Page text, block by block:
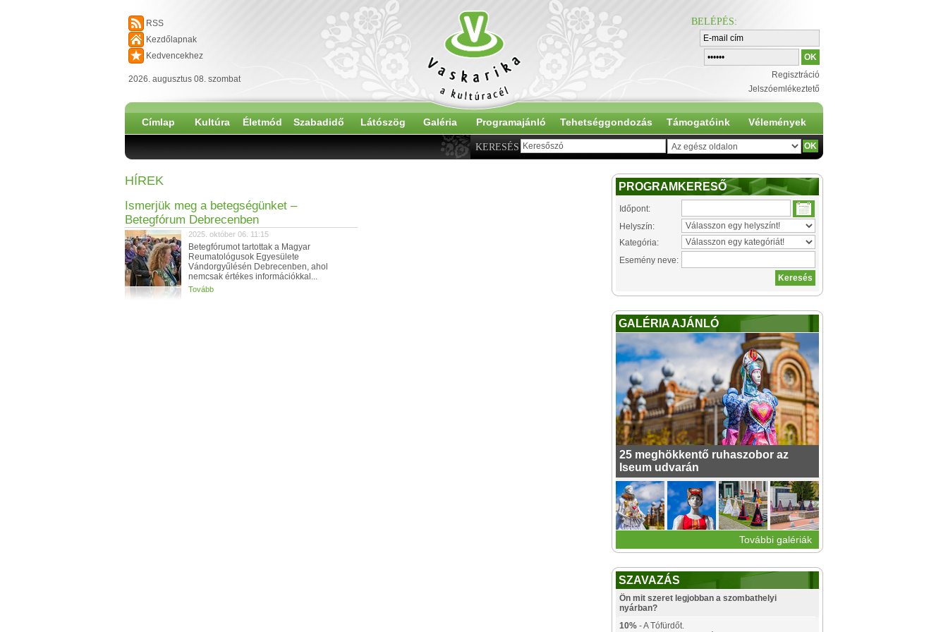
RSS
Kezdőlapnak
Kedvencekhez
2026. augusztus 08. szombat
BELÉPÉS:
Regisztráció
Jelszóemlékeztető
Címlap Kultúra Életmód Szabadidő Látószög Galéria Programajánló Tehetséggondozás Támogatóink Vélemények
KERESÉS
HÍREK
Ismerjük meg a betegségünket –
Betegfórum Debrecenben
2025. október 06. 11:15
Betegfórumot tartottak a Magyar
Reumatológusok Egyesülete
Vándorgyűlésén Debrecenben, ahol
nemcsak értékes információkkal...
Tovább
PROGRAMKERESŐ
Időpont:
Helyszín:
Kategória:
Esemény neve:
GALÉRIA AJÁNLÓ
25 meghökkentő ruhaszobor az
Iseum udvarán
További galériák
SZAVAZÁS
Ön mit szeret legjobban a szombathelyi
nyárban?
10% - A Tófürdőt.